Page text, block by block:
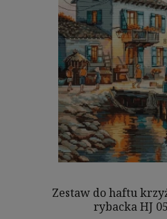
Zestaw do haftu
rybacka HJ